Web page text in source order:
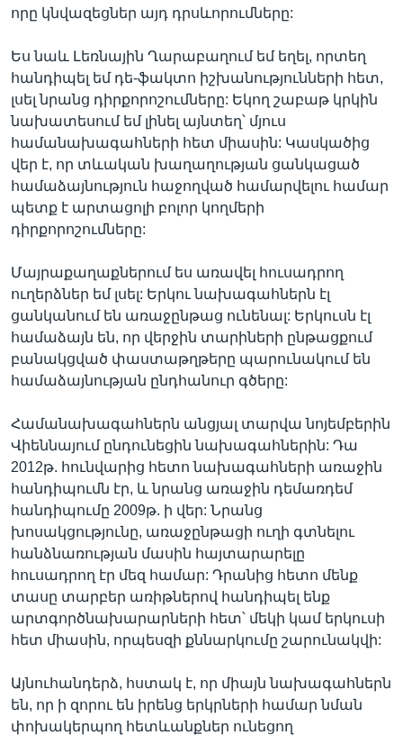
որը կնվազեցներ այդ դրսևորումները:
Ես նաև Լեռնային Ղարաբաղում եմ եղել, որտեղ
հանդիպել եմ դե-ֆակտո իշխանությունների հետ,
լսել նրանց դիրքորոշումները: Եկող շաբաթ կրկին
նախատեսում եմ լինել այնտեղ՝ մյուս
համանախագահների հետ միասին: Կասկածից
վեր է, որ տևական խաղաղության ցանկացած
համաձայնություն հաջողված համարվելու համար
պետք է արտացոլի բոլոր կողմերի
դիրքորոշումները:
Մայրաքաղաքներում ես առավել հուսադրող
ուղերձներ եմ լսել: Երկու նախագահներն էլ
ցանկանում են առաջընթաց ունենալ: Երկուսն էլ
համաձայն են, որ վերջին տարիների ընթացքում
բանակցված փաստաթղթերը պարունակում են
համաձայնության ընդհանուր գծերը:
Համանախագահներն անցյալ տարվա նոյեմբերին
Վիեննայում ընդունեցին նախագահներին: Դա
2012թ. հունվարից հետո նախագահների առաջին
հանդիպումն էր, և նրանց առաջին դեմառդեմ
հանդիպումը 2009թ. ի վեր: Նրանց
խոսակցությունը, առաջընթացի ուղի գտնելու
հանձնառության մասին հայտարարելը
հուսադրող էր մեզ համար: Դրանից հետո մենք
տասը տարբեր առիթներով հանդիպել ենք
արտգործնախարարների հետ՝ մեկի կամ երկուսի
հետ միասին, որպեսզի քննարկումը շարունակվի:
Այնուհանդերձ, հստակ է, որ միայն նախագահներն
են, որ ի զորու են իրենց երկրների համար նման
փոխակերպող հետևանքներ ունեցող